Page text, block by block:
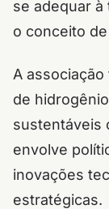
se adequar
o conceito
A
de
sustentáveis
envolve
inovações
estratégicas.